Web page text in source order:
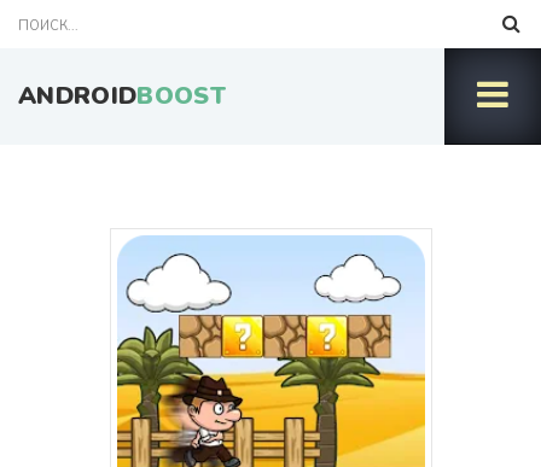
ANDROIDBOOST